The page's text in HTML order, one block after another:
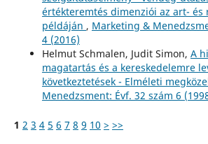
értékteremtés dimenziói az art- és
példáján , Marketing &
4 (2016)
Helmut Schmalen, Judit Simon, A
magatartás és a kereskedelemre
következtetések - Elméleti
Menedzsment: Évf. 32 szám 6
1 2 3 4 5 6 7 8 9 10 > >>